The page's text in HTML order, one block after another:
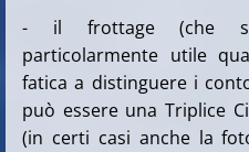
- il frottage (che
particolarmente utile
fatica a distinguere i
può essere una Triplice
(in certi casi anche la